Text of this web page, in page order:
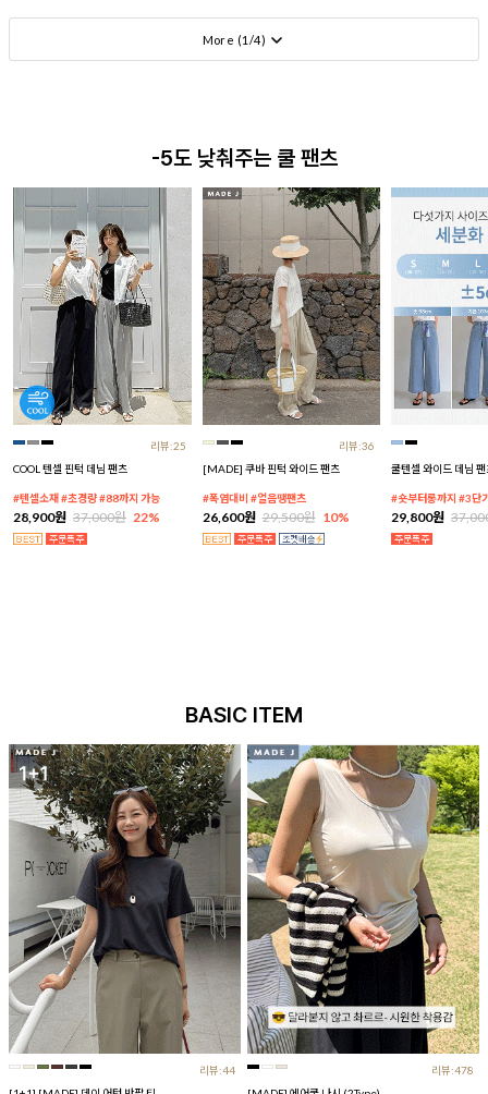
More (1 /4)
-5도 낮춰주는 쿨 팬츠
리뷰:25
COOL 텐셀 핀턱 데님 팬츠
#텐셀소재 #초경량 #88까지 가능
28,900원 37,000원 22%
리뷰:36
[MADE] 쿠바 핀턱 와이드 팬츠
#폭염대비 #얼음땡팬츠
26,600원 29,500원 10%
쿨텐셀 와이드 데님 팬
#숏부터롱까지 #3단
29,800원
BASIC ITEM
리뷰:44
리뷰:478